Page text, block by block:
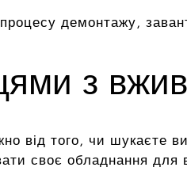
процесу демонтажу,
з
від того, чи шукаєте
своє обладнання для